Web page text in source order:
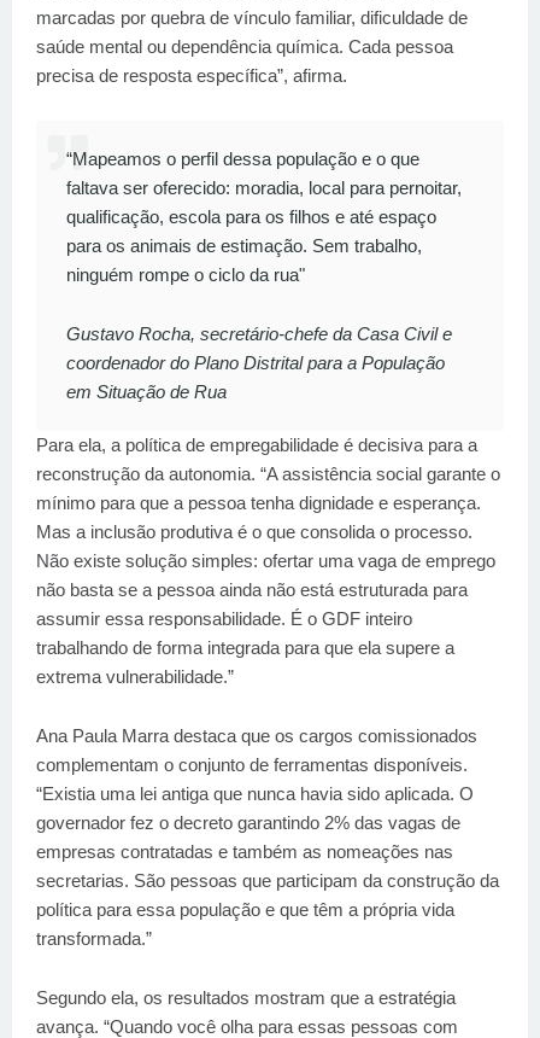
marcadas por quebra de vínculo familiar, dificuldade de
saúde mental ou dependência química. Cada pessoa
precisa de resposta específica”, afirma.
“Mapeamos o perfil dessa população e o que
faltava ser oferecido: moradia, local para pernoitar,
qualificação, escola para os filhos e até espaço
para os animais de estimação. Sem trabalho,
ninguém rompe o ciclo da rua"
Gustavo Rocha, secretário-chefe da Casa Civil e
coordenador do Plano Distrital para a População
em Situação de Rua
Para ela, a política de empregabilidade é decisiva para a
reconstrução da autonomia. “A assistência social garante o
mínimo para que a pessoa tenha dignidade e esperança.
Mas a inclusão produtiva é o que consolida o processo.
Não existe solução simples: ofertar uma vaga de emprego
não basta se a pessoa ainda não está estruturada para
assumir essa responsabilidade. É o GDF inteiro
trabalhando de forma integrada para que ela supere a
extrema vulnerabilidade.”
Ana Paula Marra destaca que os cargos comissionados
complementam o conjunto de ferramentas disponíveis.
“Existia uma lei antiga que nunca havia sido aplicada. O
governador fez o decreto garantindo 2% das vagas de
empresas contratadas e também as nomeações nas
secretarias. São pessoas que participam da construção da
política para essa população e que têm a própria vida
transformada.”
Segundo ela, os resultados mostram que a estratégia
avança. “Quando você olha para essas pessoas com